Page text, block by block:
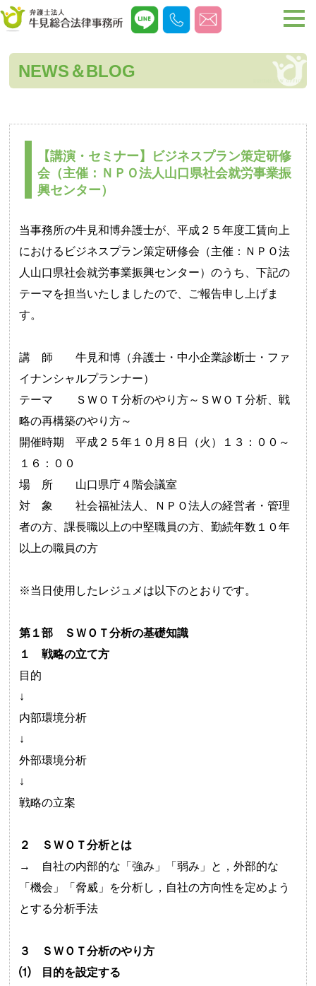
NEWS＆BLOG
【講演・セミナー】ビジネスプラン策定研修
会（主催：ＮＰＯ法人山口県社会就労事業振
興センター）
当事務所の牛見和博弁護士が、平成２５年度工賃向上
におけるビジネスプラン策定研修会（主催：ＮＰＯ法
人山口県社会就労事業振興センター）のうち、下記の
テーマを担当いたしましたので、ご報告申し上げま
す。
講 師 牛見和博（弁護士・中小企業診断士・ファ
イナンシャルプランナー）
テーマ ＳＷＯＴ分析のやり方～ＳＷＯＴ分析、戦
略の再構築のやり方～
開催時期 平成２５年１０月８日（火）１３：００～
１６：００
場 所 山口県庁４階会議室
対 象 社会福祉法人、ＮＰＯ法人の経営者・管理
者の方、課長職以上の中堅職員の方、勤続年数１０年
以上の職員の方
※当日使用したレジュメは以下のとおりです。
第１部 ＳＷＯＴ分析の基礎知識
１ 戦略の立て方
目的
↓
内部環境分析
↓
外部環境分析
↓
戦略の立案
２ ＳＷＯＴ分析とは
→ 自社の内部的な「強み」「弱み」と，外部的な
「機会」「脅威」を分析し，自社の方向性を定めよう
とする分析手法
３ ＳＷＯＴ分析のやり方
⑴ 目的を設定する